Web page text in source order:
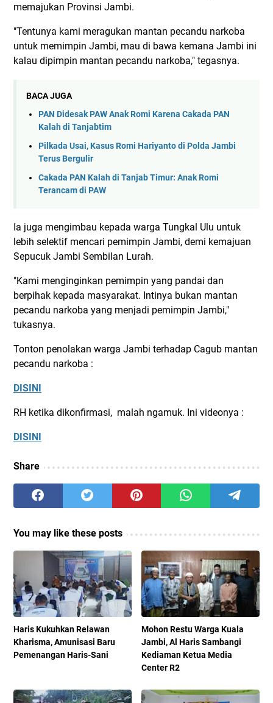
memajukan Provinsi Jambi.
"Tentunya kami meragukan mantan pecandu narkoba
untuk memimpin Jambi, mau di bawa kemana Jambi ini
kalau dipimpin mantan pecandu narkoba," tegasnya.
BACA JUGA
PAN Didesak PAW Anak Romi Karena Cakada PAN
Kalah di Tanjabtim
Pilkada Usai, Kasus Romi Hariyanto di Polda Jambi
Terus Bergulir
Cakada PAN Kalah di Tanjab Timur: Anak Romi
Terancam di PAW
Ia juga mengimbau kepada warga Tungkal Ulu untuk
lebih selektif mencari pemimpin Jambi, demi kemajuan
Sepucuk Jambi Sembilan Lurah.
"Kami menginginkan pemimpin yang pandai dan
berpihak kepada masyarakat. Intinya bukan mantan
pecandu narkoba yang menjadi pemimpin Jambi,"
tukasnya.
Tonton penolakan warga Jambi terhadap Cagub mantan
pecandu narkoba :
DISINI
RH ketika dikonfirmasi, malah ngamuk. Ini videonya :
DISINI
Share
You may like these posts
Haris Kukuhkan Relawan
Kharisma, Amunisasi Baru
Pemenangan Haris-Sani
Mohon Restu Warga Kuala
Jambi, Al Haris Sambangi
Kediaman Ketua Media
Center R2